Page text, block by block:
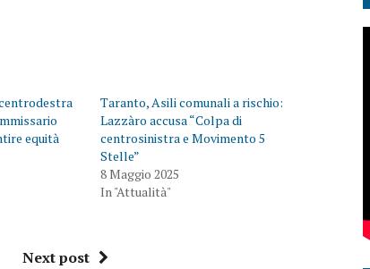
equità
Taranto, Asili comunali a rischio:
Lazzàro accusa “Colpa di
centrosinistra e Movimento 5
Stelle”
8 Maggio 2025
In "Attualità"
Next post